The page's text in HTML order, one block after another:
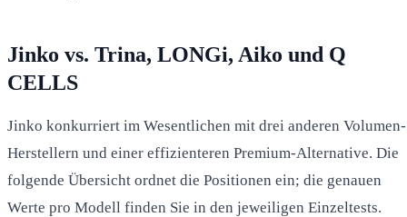
Jinko vs. Trina, LONGi, Aiko und Q
CELLS
Jinko konkurriert im Wesentlichen mit drei anderen Volumen-
Herstellern und einer effizienteren Premium-Alternative. Die
folgende Übersicht ordnet die Positionen ein; die genauen
Werte pro Modell finden Sie in den jeweiligen Einzeltests.